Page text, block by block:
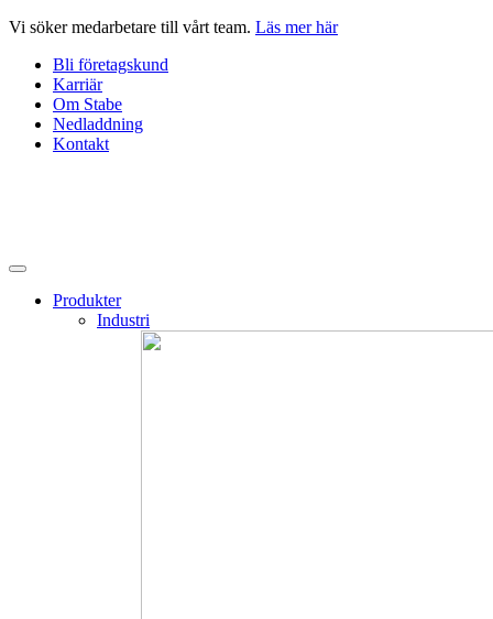
Hoppa
innehåll
Vi söker medarbetare till vårt team. Läs mer här
Bli företagskund
Karriär
Om Stabe
Nedladdning
Kontakt
Produkter
Industri